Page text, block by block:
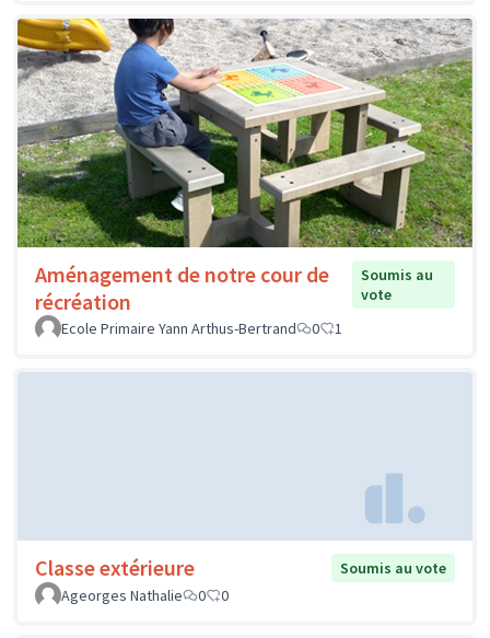
Aménagement de notre cour de
récréation
Soumis au
vote
Ecole Primaire Yann Arthus-Bertrand
0 1
Classe extérieure
Soumis au vote
Ageorges Nathalie
0 0